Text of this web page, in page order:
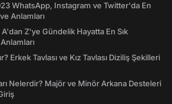
WhatsApp, Instagram ve Twitter'da En
Anlamları
Z'ye Gündelik Hayatta En Sık
Erkek Tavlası ve Kız Tavlası Diziliş Şekilleri
Nelerdir? Majör ve Minör Arkana Desteleri